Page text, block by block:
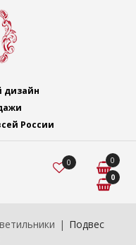
дизайн
России
0
0
0
Подвес